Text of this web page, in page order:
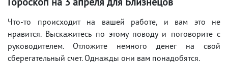
Что-то происходит на вашей работе, и вам это не
нравится. Выскажитесь по этому поводу и поговорите с
руководителем. Отложите немного денег на свой
сберегательный счет. Однажды они вам понадобятся.